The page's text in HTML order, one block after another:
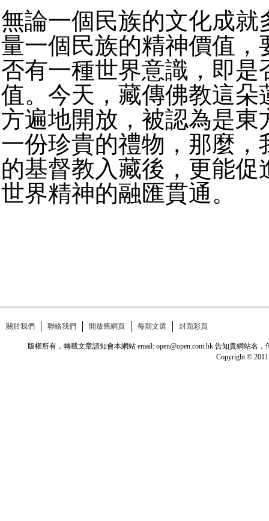
無論一個民族的文化成就
量一個民族的精神價值，
否有一種世界意識，即是
值。今天，藏傳佛教這朵
方遍地開放，被認為是東
一份珍貴的禮物，那麼，
的基督教入藏後，更能促
世界精神的融匯貫通。
關於我們 聯絡我們 開放舊網頁 每期文選 封面彩頁
版權所有，轉載文章請知會本網站 email: open@open.com.hk 告知貴網站
Copyright © 2011